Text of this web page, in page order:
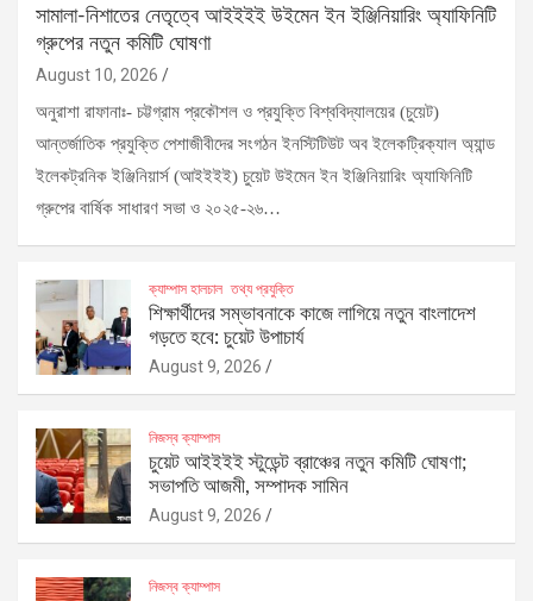
সামালা-নিশাতের নেতৃত্বে আইইইই উইমেন ইন ইঞ্জিনিয়ারিং অ্যাফিনিটি
গ্রুপের নতুন কমিটি ঘোষণা
August 10, 2026
অনুরাশা রাফানাঃ- চট্টগ্রাম প্রকৌশল ও প্রযুক্তি বিশ্ববিদ্যালয়ের (চুয়েট)
আন্তর্জাতিক প্রযুক্তি পেশাজীবীদের সংগঠন ইনস্টিটিউট অব ইলেকট্রিক্যাল অ্যান্ড
ইলেকট্রনিক ইঞ্জিনিয়ার্স (আইইইই) চুয়েট উইমেন ইন ইঞ্জিনিয়ারিং অ্যাফিনিটি
গ্রুপের বার্ষিক সাধারণ সভা ও ২০২৫-২৬…
ক্যাম্পাস হালচাল তথ্য প্রযুক্তি
শিক্ষার্থীদের সম্ভাবনাকে কাজে লাগিয়ে নতুন বাংলাদেশ
গড়তে হবে: চুয়েট উপাচার্য
August 9, 2026
নিজস্ব ক্যাম্পাস
চুয়েট আইইইই স্টুডেন্ট ব্রাঞ্চের নতুন কমিটি ঘোষণা;
সভাপতি আজমী, সম্পাদক সামিন
August 9, 2026
নিজস্ব ক্যাম্পাস